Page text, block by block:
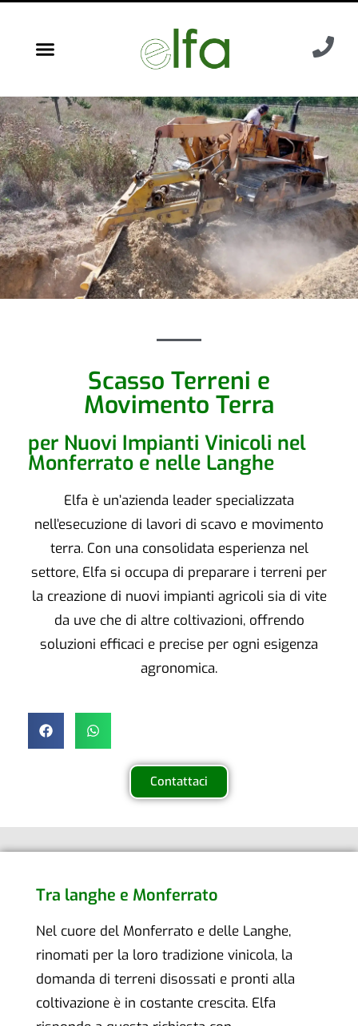
Scasso Terreni e
Movimento Terra
per Nuovi Impianti Vinicoli nel
Monferrato e nelle Langhe
Elfa è un’azienda leader specializzata
nell’esecuzione di lavori di scavo e movimento
terra. Con una consolidata esperienza nel
settore, Elfa si occupa di preparare i terreni per
la creazione di nuovi impianti agricoli sia di vite
da uve che di altre coltivazioni, offrendo
soluzioni efficaci e precise per ogni esigenza
agronomica.
Contattaci
Tra langhe e Monferrato
Nel cuore del Monferrato e delle Langhe,
rinomati per la loro tradizione vinicola, la
domanda di terreni disossati e pronti alla
coltivazione è in costante crescita. Elfa